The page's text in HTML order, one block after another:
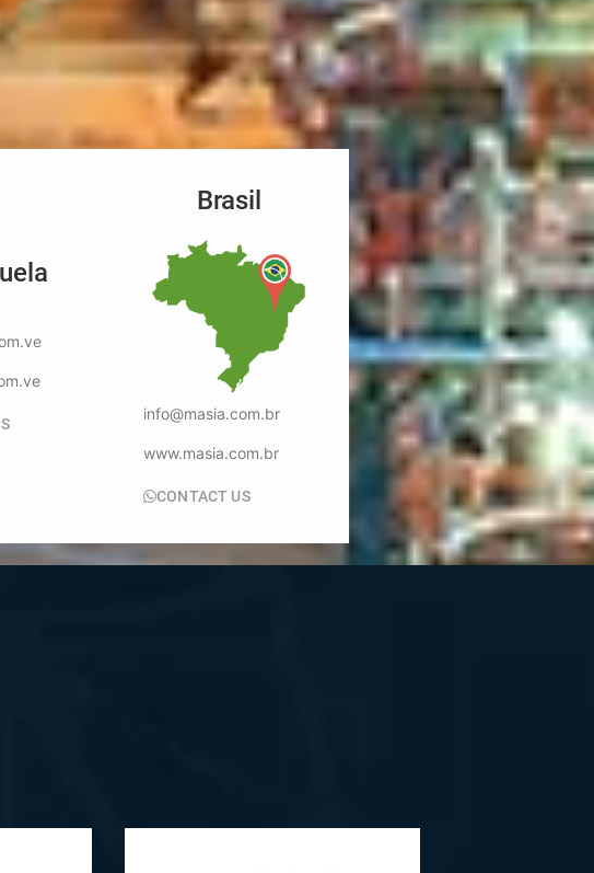
Brasil
info@masia.com.br
www.masia.com.br
CONTACT US